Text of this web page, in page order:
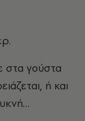
στα γούστα
ή και